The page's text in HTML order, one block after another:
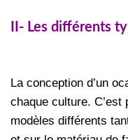
II- Les différents
La conception d’un
chaque culture. C’est
modèles différents